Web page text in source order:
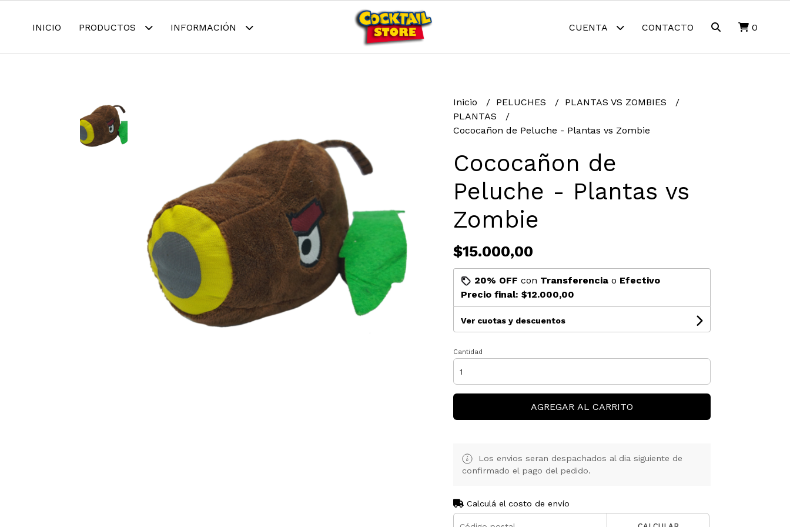
INICIO PRODUCTOS INFORMACIÓN CUENTA CONTACTO 0
Inicio PELUCHES
PLANTAS VS ZOMBIES
PLANTAS
Cococañon de Peluche - Plantas vs Zombie
Cococañon de
Peluche - Plantas vs
Zombie
$15.000,00
20% OFF con Transferenciao Efectivo
Precio final: $12.000,00
Ver cuotas y descuentos
Cantidad
AGREGAR AL CARRITO
Los envios seran despachados al dia siguiente de
confirmado el pago del pedido.
Calculá el costo de envío